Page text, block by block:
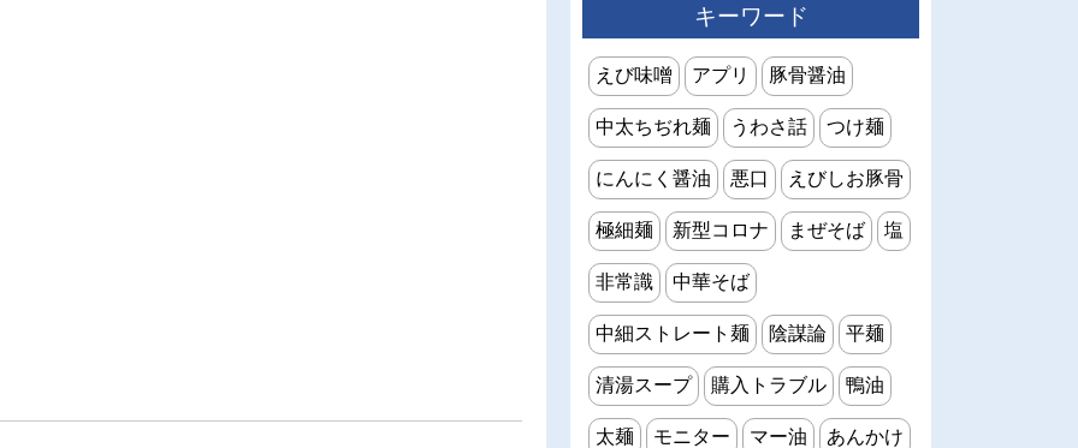
キーワード
えび味噌 アプリ 豚骨醤油
中太ちぢれ麺 うわさ話 つけ麺
にんにく醤油 悪口 えびしお豚骨
極細麺 新型コロナ まぜそば 塩
非常識 中華そば
中細ストレート麺 陰謀論 平麺
清湯スープ 購入トラブル 鴨油
太麺 モニター マー油 あんかけ